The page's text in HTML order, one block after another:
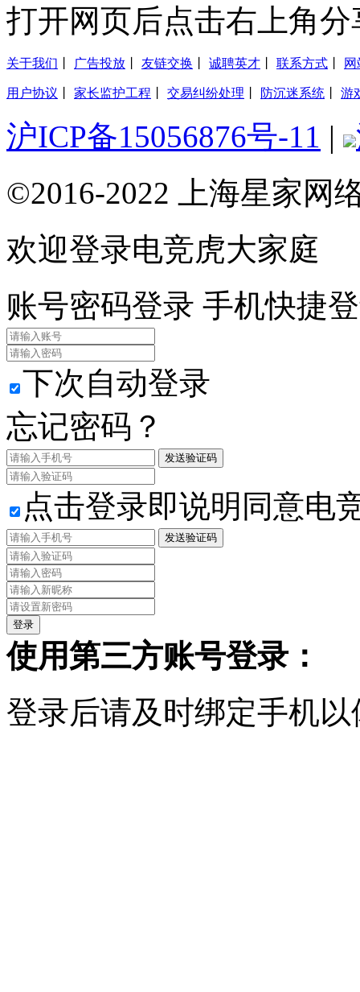
打开网页后点击右上角分
关于我们 广告投放 友链交换 诚聘英才 联系方式
用户协议 家长监护工程 交易纠纷处理 防沉迷系统 游
沪ICP备15056876号-11 |
©2016-2022 上海星家网
欢迎登录电竞虎大家庭
账号密码登录 手机快捷
下次自动登录
忘记密码？
发送验证码
点击登录即说明同意电
发送验证码
使用第三方账号登录：
登录后请及时绑定手机